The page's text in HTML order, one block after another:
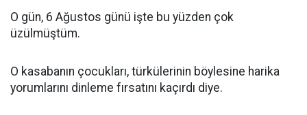
O gün, 6 Ağustos günü işte bu yüzden çok
üzülmüştüm.
O kasabanın çocukları, türkülerinin böylesine harika
yorumlarını dinleme fırsatını kaçırdı diye.